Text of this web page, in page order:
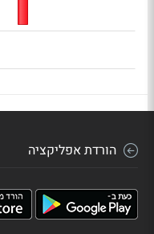
הורדת אפליקציה